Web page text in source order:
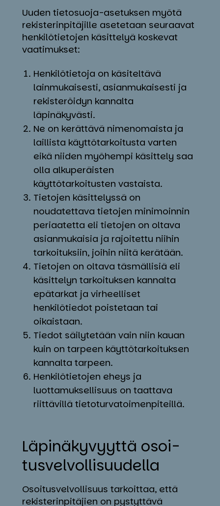
Uuden tietosuoja-asetuksen myötä
rekisterinpitäjille asetetaan seuraavat
henkilötietojen käsittelyä koskevat
vaatimukset:
Henkilötietoja on käsiteltävä
lainmukaisesti, asianmukaisesti ja
rekisteröidyn kannalta
läpinäkyvästi.
Ne on kerättävä nimenomaista ja
laillista käyttötarkoitusta varten
eikä niiden myöhempi käsittely saa
olla alkuperäisten
käyttötarkoitusten vastaista.
Tietojen käsittelyssä on
noudatettava tietojen minimoinnin
periaatetta eli tietojen on oltava
asianmukaisia ja rajoitettu niihin
tarkoituksiin, joihin niitä kerätään.
Tietojen on oltava täsmällisiä eli
käsittelyn tarkoituksen kannalta
epätarkat ja virheelliset
henkilötiedot poistetaan tai
oikaistaan.
Tiedot säilytetään vain niin kauan
kuin on tarpeen käyttötarkoituksen
kannalta tarpeen.
Henkilötietojen eheys ja
luottamuksellisuus on taattava
riittävillä tietoturvatoimenpiteillä.
Lä­pi­nä­ky­vyyt­tä osoi­
tus­vel­vol­li­suu­del­la
Osoitusvelvollisuus tarkoittaa, että
rekisterinpitäjien on pystyttävä